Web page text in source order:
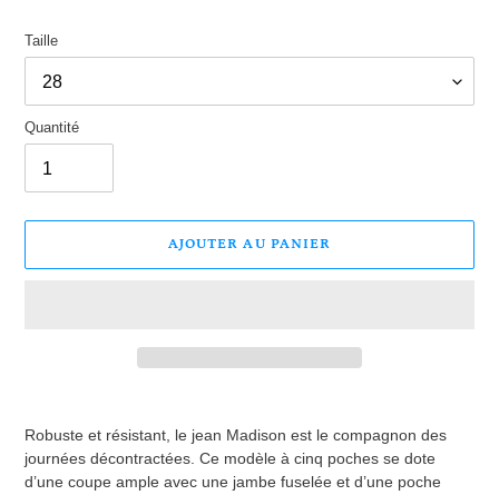
Taille
Quantité
AJOUTER AU PANIER
à
Robuste et résistant, le jean Madison est le compagnon des
journées décontractées. Ce modèle à cinq poches se dote
d’une coupe ample avec une jambe fuselée et d’une poche